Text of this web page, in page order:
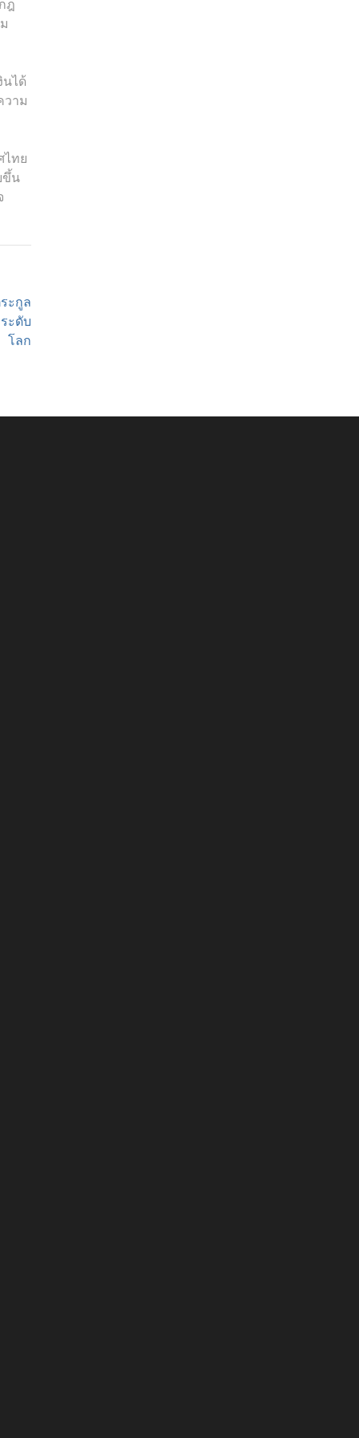
ฎ
ได้
วาม
ไทย
ขึ้น
ะกูล
ะดับ
โลก